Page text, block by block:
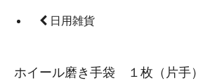
日用雑貨
ホイール磨き手袋 １枚（片手）